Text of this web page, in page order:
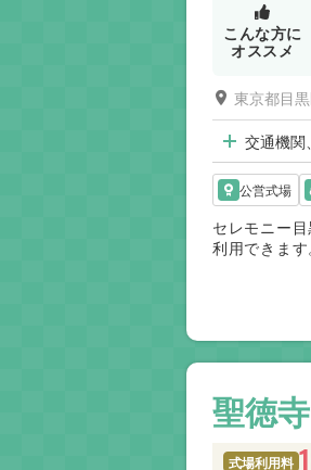
こんな方に
オススメ
東京都目
交通機関
公営式場
セレモニー
利用できま
聖徳寺
式場利用料